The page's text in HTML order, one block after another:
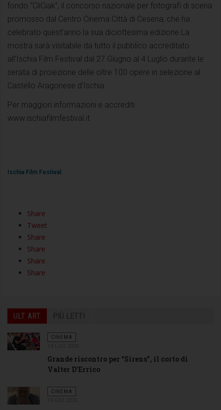
fondo “CliCiak”, il concorso nazionale per fotografi di scena
promosso dal Centro Cinema Città di Cesena, che ha
celebrato quest’anno la sua diciottesima edizione.La
mostra sarà visitabile da tutto il pubblico accreditato
all’Ischia Film Festival dal 27 Giugno al 4 Luglio durante le
serata di proiezione delle oltre 100 opere in selezione al
Castello Aragonese d’Ischia.
Per maggiori informazioni e accrediti
www.ischiafilmfestival.it
Ischia Film Festival
Share
Tweet
Share
Share
Share
Share
ULT. ART. PIÙ LETTI
CINEMA
Grande riscontro per “Sirens”, il corto di
Valter D’Errico
CINEMA